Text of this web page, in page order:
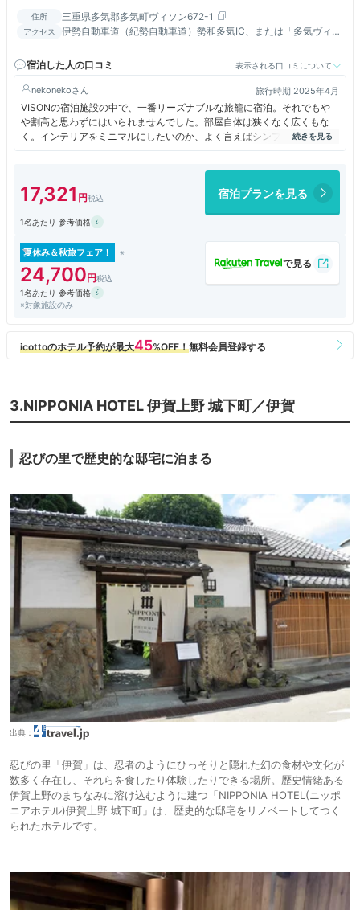
住所 三重県多気郡多気町ヴィソン672-1
アクセス
伊勢自動車道（紀勢自動車道）勢和多気IC、または「多気ヴィソ
宿泊した人の口コミ
表示される口コミについて
nekoneko 旅行時期 2025年4月
VISONの宿泊施設の中で、一番リーズナブルな旅籠に宿泊。それでもや
や割高と思わずにはいられませんでした。部屋自体は狭くなく広くもな
く。インテリアをミニマルにしたいのか、よく言えばシンプルですが、使
いにくい部分がかなりあります。洗面ボウルはこれまで泊まったホテルで
は椅子もテーブルも小さすぎ。それと廊下の床が目の粗いゴザ状で、素足
で歩くと足が痛かったです。食事は施設内のレストランから選びますが、
Casa Urolaの料理はよくあるスペイン料理とはひと味違っていて、とて
くまでがちょっと長いかな。浴場自体は広くて、造りもおもしろいのです
が、何より温泉でないのが残念。VISON全体に平日は活気がなかったの
も気分が揚がらない一因でした。
17,321 宿泊プランを見る
1名あたり 参考価格
夏休み＆秋旅フェア！
24,700
1名あたり 参考価格
※対象施設のみ
3.NIPPONIA HOTEL 伊賀上野 城下町／伊賀
忍びの里で歴史的な邸宅に泊まる
出典：
忍びの里「伊賀」は、忍者のようにひっそりと隠れた幻の食材や文化が
数多く存在し、それらを食したり体験したりできる場所。歴史情緒ある
伊賀上野のまちなみに溶け込むように建つ「NIPPONIA HOTEL(ニッポ
ニアホテル)伊賀上野 城下町」は、歴史的な邸宅をリノベートしてつく
られたホテルです。